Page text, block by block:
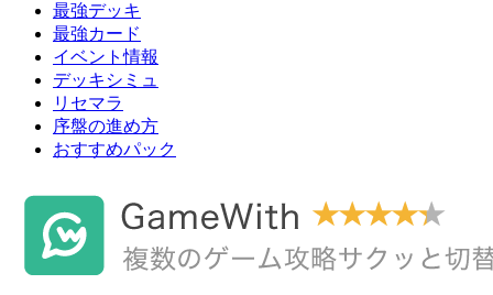
最強デッキ
最強カード
イベント情報
デッキシミュ
リセマラ
序盤の進め方
おすすめパック